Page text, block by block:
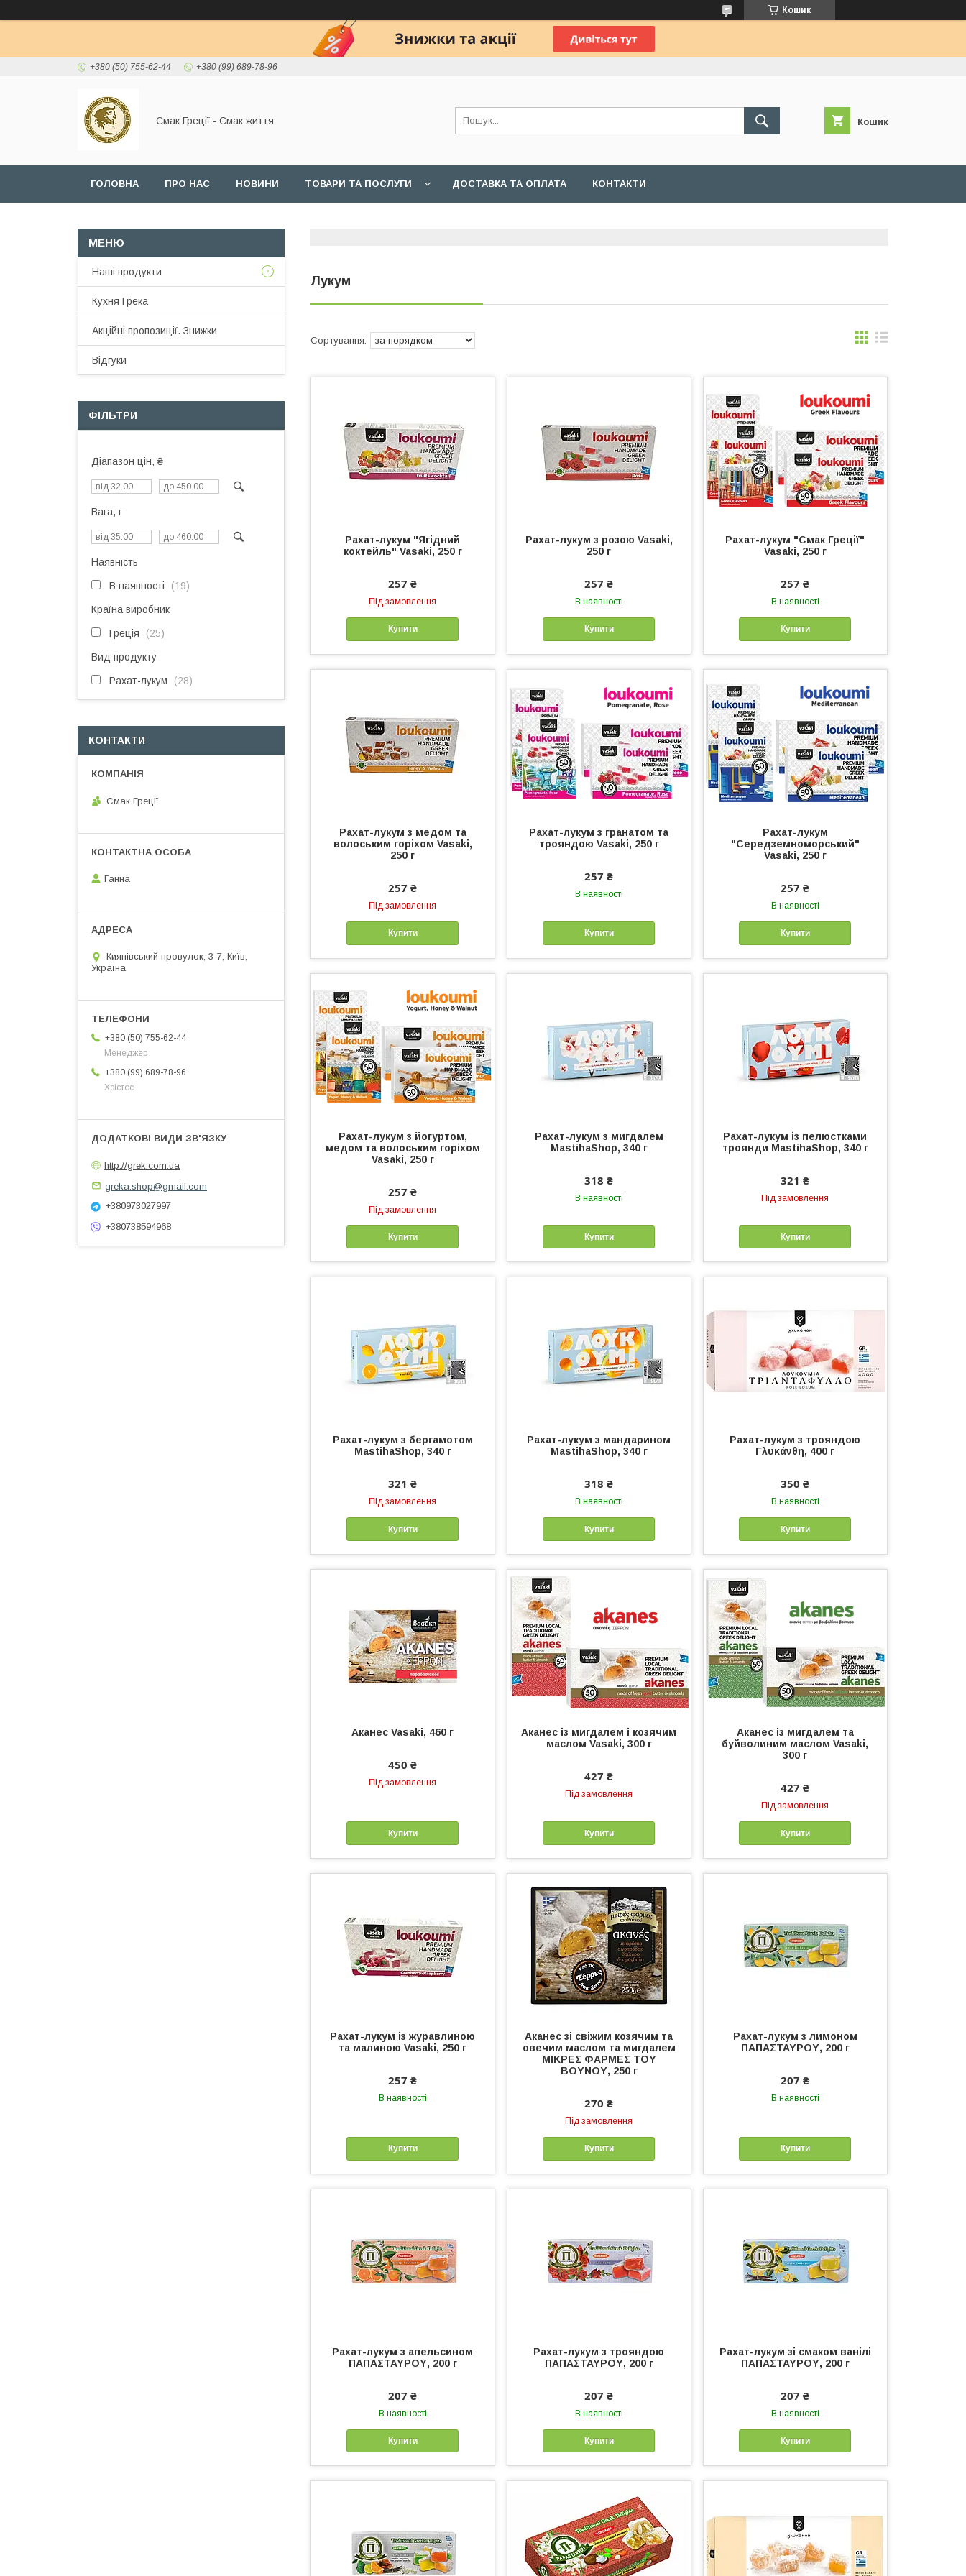
Кошик
+380 (50) 755-62-44 +380 (99) 689-78-96
Смак Греції - Смак життя Кошик
ГОЛОВНА ПРО НАС НОВИНИ ТОВАРИ ТА ПОСЛУГИ ДОСТАВКА ТА ОПЛАТА КОНТАКТИ
Лукум
Рахат-лукум "Ягідний
коктейль" Vasaki, 250 г
257 ₴
Під замовлення
Купити
Рахат-лукум з розою Vasaki,
250 г
257 ₴
В наявності
Купити
Рахат-лукум "Смак Греції"
Vasaki, 250 г
257 ₴
В наявності
Купити
Рахат-лукум з медом та
волоським горіхом Vasaki,
250 г
257 ₴
Під замовлення
Купити
Рахат-лукум з гранатом та
трояндою Vasaki, 250 г
257 ₴
В наявності
Купити
Рахат-лукум
"Середземноморський"
Vasaki, 250 г
257 ₴
В наявності
Купити
Рахат-лукум з йогуртом,
медом та волоським горіхом
Vasaki, 250 г
257 ₴
Під замовлення
Купити
Рахат-лукум з мигдалем
MastihaShop, 340 г
318 ₴
В наявності
Купити
Рахат-лукум із пелюстками
троянди MastihaShop, 340 г
321 ₴
Під замовлення
Купити
Рахат-лукум з бергамотом
MastihaShop, 340 г
321 ₴
Під замовлення
Купити
Рахат-лукум з мандарином
MastihaShop, 340 г
318 ₴
В наявності
Купити
Рахат-лукум з трояндою
Γλυκάνθη, 400 г
350 ₴
В наявності
Купити
Аканес Vasaki, 460 г
450 ₴
Під замовлення
Купити
Аканес із мигдалем і козячим
маслом Vasaki, 300 г
427 ₴
Під замовлення
Купити
Аканес із мигдалем та
буйволиним маслом Vasaki,
300 г
427 ₴
Під замовлення
Купити
Рахат-лукум із журавлиною
та малиною Vasaki, 250 г
257 ₴
В наявності
Купити
Аканес зі свіжим козячим та
овечим маслом та мигдалем
ΜΙΚΡΕΣ ΦΑΡΜΕΣ ΤΟΥ
ΒΟΥΝΟΥ, 250 г
270 ₴
Під замовлення
Купити
Рахат-лукум з лимоном
ΠΑΠΑΣΤΑΥΡΟΥ, 200 г
207 ₴
В наявності
Купити
Рахат-лукум з апельсином
ΠΑΠΑΣΤΑΥΡΟΥ, 200 г
207 ₴
В наявності
Купити
Рахат-лукум з трояндою
ΠΑΠΑΣΤΑΥΡΟΥ, 200 г
207 ₴
В наявності
Купити
Рахат-лукум зі смаком ванілі
ΠΑΠΑΣΤΑΥΡΟΥ, 200 г
207 ₴
В наявності
Купити
Наші продукти
Кухня Грека
Акційні пропозиції. Знижки
Відгуки
ФІЛЬТРИ
Діапазон цін, ₴
Вага, г
Наявність
В наявності 19
Країна виробник
Греція 25
Вид продукту
Рахат-лукум 28
КОНТАКТИ
Смак Греції
Ганна
Киянівський провулок, 3-7, Київ,
Україна
+380 (50) 755-62-44
Менеджер
+380 (99) 689-78-96
Хрістос
http://grek.com.ua
greka.shop@gmail.com
+380973027997
+380738594968